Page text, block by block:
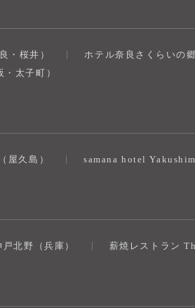
・桜井） ホテル奈良さくらいの
太子町）
屋久島） samana hotel
北野（兵庫） 薪焼レストラン